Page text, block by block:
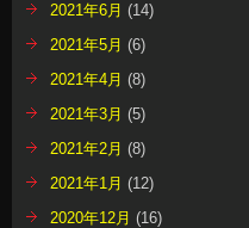
2021年6月 (14)
2021年5月 (6)
2021年4月 (8)
2021年3月 (5)
2021年2月 (8)
2021年1月 (12)
2020年12月 (16)